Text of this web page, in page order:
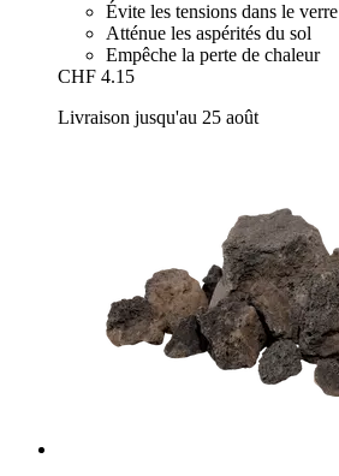
Évite les tensions dans le verre
Atténue les aspérités du sol
Empêche la perte de chaleur
CHF 4.15
Livraison jusqu'au 25 août